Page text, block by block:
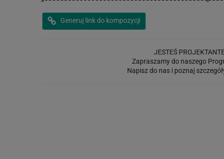
Generuj link do kompozycji
JESTEŚ
Zapraszamy do naszego
Napisz do nas i poznaj